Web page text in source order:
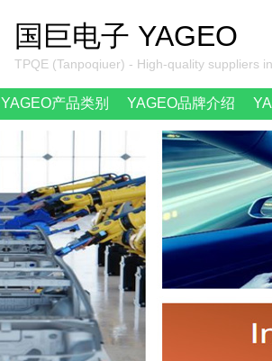
国巨电子 YAGEO
TPQE (Tanpoqiuer) - High-quality suppliers
YAGEO产品类别 YAGEO品牌介绍